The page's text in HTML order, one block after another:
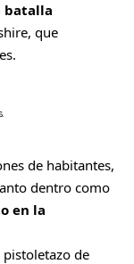
batalla
que
de habitantes,
dentro como
en la
de